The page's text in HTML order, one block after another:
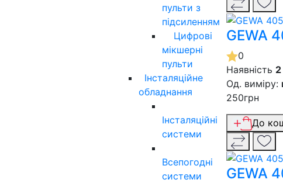
пульти з
підсиленням
Цифрові
мікшерні
пульти
Інсталяційне
обладнання
Інсталяційні
системи
Всепогодні
системи
GEWA
0
Наявність 2
Од. виміру:
250грн
До
GEWA